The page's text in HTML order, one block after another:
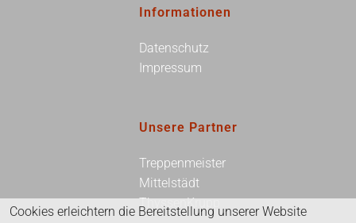
Informationen
Datenschutz
Impressum
Unsere Partner
Treppenmeister
Mittelstädt
ThyssenKrupp
Cookies erleichtern die Bereitstellung unserer Website